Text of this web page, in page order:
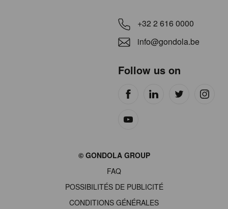
+32 2 616 0000
info@gondola.be
Follow us on
© GONDOLA GROUP
FAQ
POSSIBILITÉS DE PUBLICITÉ
CONDITIONS GÉNÉRALES